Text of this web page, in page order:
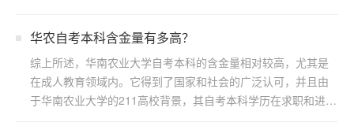
华农自考本科含金量有多高？
综上所述，华南农业大学自考本科的含金量相对较高，尤其是
在成人教育领域内。它得到了国家和社会的广泛认可，并且由
于华南农业大学的211高校背景，其自考本科学历在求职和进一